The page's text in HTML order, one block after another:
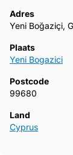
Adres
Yeni Boğaziçi,
Plaats
Yeni Bogazici
Postcode
99680
Land
Cyprus